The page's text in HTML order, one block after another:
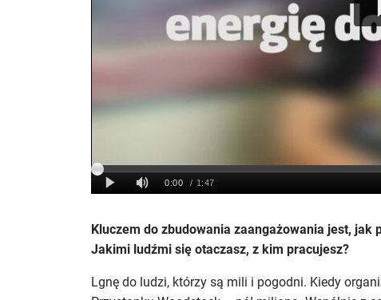
Kluczem do zbudowania zaangażowania jest, jak
Jakimi ludźmi się otaczasz, z kim pracujesz?
Lgnę do ludzi, którzy są mili i pogodni. Kiedy